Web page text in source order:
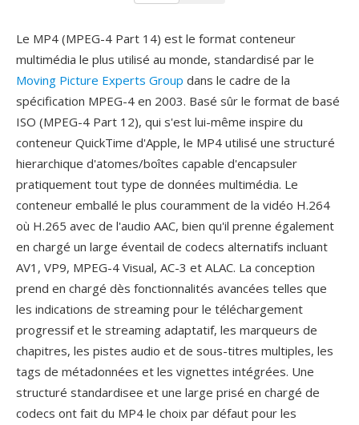
Le MP4 (MPEG-4 Part 14) est le format conteneur
multimédia le plus utilisé au monde, standardisé par le
Moving Picture Experts Group dans le cadre de la
spécification MPEG-4 en 2003. Basé sûr le format de basé
ISO (MPEG-4 Part 12), qui s'est lui-même inspire du
conteneur QuickTime d'Apple, le MP4 utilisé une structuré
hierarchique d'atomes/boîtes capable d'encapsuler
pratiquement tout type de données multimédia. Le
conteneur emballé le plus couramment de la vidéo H.264
où H.265 avec de l'audio AAC, bien qu'il prenne également
en chargé un large éventail de codecs alternatifs incluant
AV1, VP9, MPEG-4 Visual, AC-3 et ALAC. La conception
prend en chargé dès fonctionnalités avancées telles que
les indications de streaming pour le téléchargement
progressif et le streaming adaptatif, les marqueurs de
chapitres, les pistes audio et de sous-titres multiples, les
tags de métadonnées et les vignettes intégrées. Une
structuré standardisee et une large prisé en chargé de
codecs ont fait du MP4 le choix par défaut pour les